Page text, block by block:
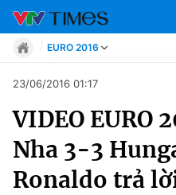
Chuyên mục
Tin tức
EURO 2016
Move
Phong cách
Sự kiện
Bóng đá
23/06/2016 01:17
VIDEO EURO
Nha 3-3
Ronaldo trả